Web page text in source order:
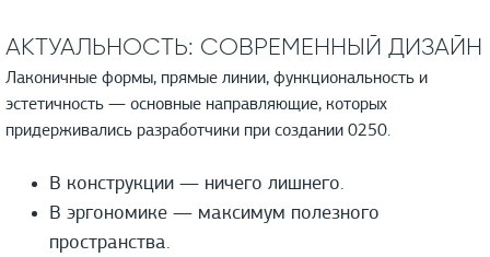
АКТУАЛЬНОСТЬ: СОВРЕМЕННЫЙ ДИЗАЙН
Лаконичные формы, прямые линии, функциональность и
эстетичность — основные направляющие, которых
придерживались разработчики при создании 0250.
В конструкции — ничего лишнего.
В эргономике — максимум полезного
пространства.